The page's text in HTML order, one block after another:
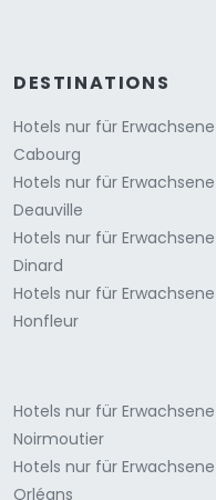
DESTINATIONS
Hotels nur für Erwachsene
Cabourg
Hotels nur für Erwachsene
Deauville
Hotels nur für Erwachsene
Dinard
Hotels nur für Erwachsene
Honfleur
Hotels nur für Erwachsene
Noirmoutier
Hotels nur für Erwachsene
Orléans